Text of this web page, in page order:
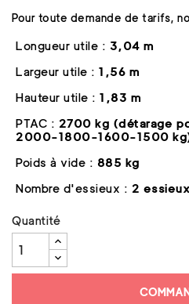
Pour toute demande de tarifs,
Longueur utile : 3,04 m
Largeur utile : 1,56 m
Hauteur utile : 1,83 m
PTAC : 2700 kg (détarage
2000-1800-1600-1500
Poids à vide : 885 kg
Nombre d'essieux : 2 essieux
Quantité